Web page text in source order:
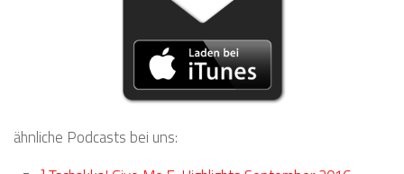
ähnliche Podcasts bei uns: